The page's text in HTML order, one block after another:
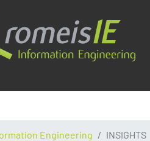
Engineering INSIGHTS